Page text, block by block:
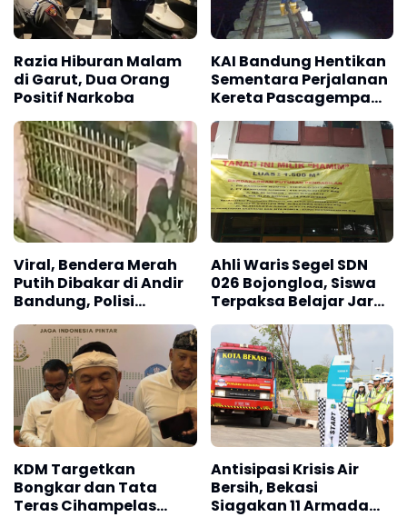
Razia Hiburan Malam
di Garut, Dua Orang
Positif Narkoba
KAI Bandung Hentikan
Sementara Perjalanan
Kereta Pascagempa
Pangandaran
Viral, Bendera Merah
Putih Dibakar di Andir
Bandung, Polisi
Lakukan Penyelidikan
Ahli Waris Segel SDN
026 Bojongloa, Siswa
Terpaksa Belajar Jarak
Jauh
KDM Targetkan
Bongkar dan Tata
Teras Cihampelas
Antisipasi Krisis Air
Bersih, Bekasi
Siagakan 11 Armada